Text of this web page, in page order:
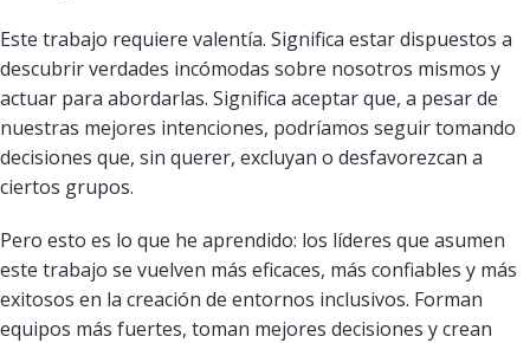
Este trabajo requiere valentía. Significa estar dispuestos a
descubrir verdades incómodas sobre nosotros mismos y
actuar para abordarlas. Significa aceptar que, a pesar de
nuestras mejores intenciones, podríamos seguir tomando
decisiones que, sin querer, excluyan o desfavorezcan a
ciertos grupos.
Pero esto es lo que he aprendido: los líderes que asumen
este trabajo se vuelven más eficaces, más confiables y más
exitosos en la creación de entornos inclusivos. Forman
equipos más fuertes, toman mejores decisiones y crean